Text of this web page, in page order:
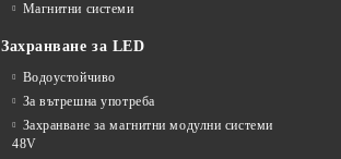
Магнитни системи
Захранване за LED
Водоустойчиво
За вътрешна употреба
Захранване за магнитни модулни системи
48V